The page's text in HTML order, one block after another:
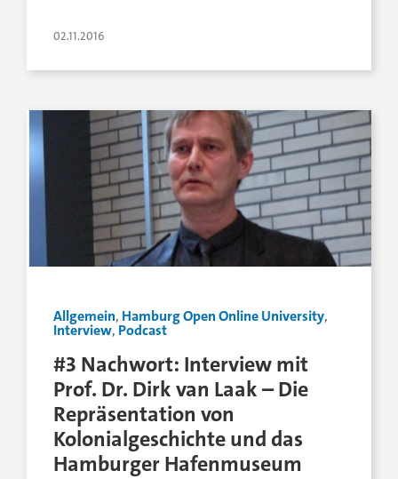
02.11.2016
Allgemein, Hamburg Open Online University,
Interview, Podcast
#3 Nachwort: Interview mit
Prof. Dr. Dirk van Laak – Die
Repräsentation von
Kolonialgeschichte und das
Hamburger Hafenmuseum